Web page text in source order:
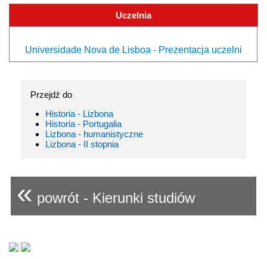
Uczelnia
Universidade Nova de Lisboa - Prezentacja uczelni
Przejdź do
Historia - Lizbona
Historia - Portugalia
Lizbona - humanistyczne
Lizbona - II stopnia
« powrót - Kierunki studiów